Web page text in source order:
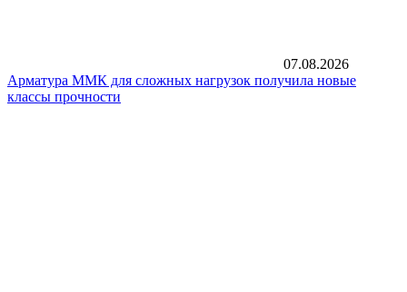
07.08.2026
Арматура ММК для сложных нагрузок получила новые
классы прочности